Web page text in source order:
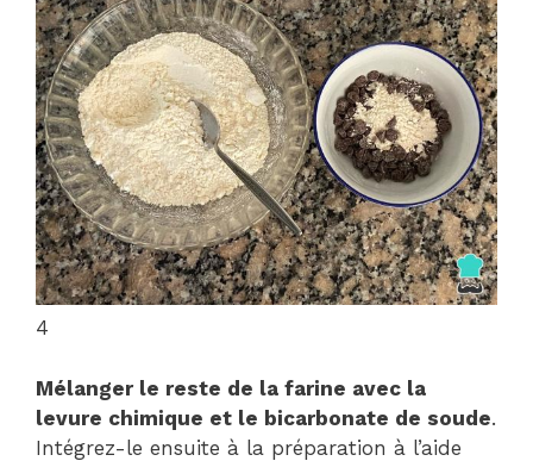
4
Mélanger le reste de la farine avec la
levure chimique et le bicarbonate de soude.
Intégrez-le ensuite à la préparation à l’aide